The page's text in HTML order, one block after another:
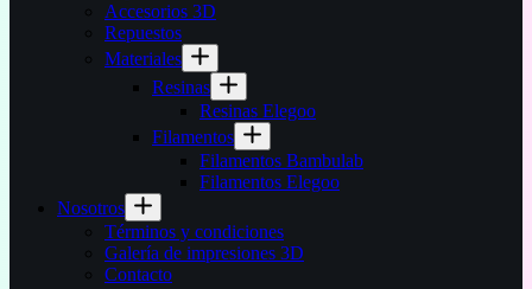
Accesorios 3D
Repuestos
Materiales
Resinas
Resinas Elegoo
Filamentos
Filamentos Bambulab
Filamentos Elegoo
Nosotros
Términos y condiciones
Galería de impresiones 3D
Contacto